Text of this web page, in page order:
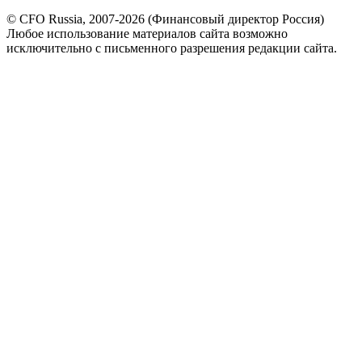
© CFO Russia, 2007-2026 (Финансовый директор Россия)
Любое использование материалов сайта возможно
исключительно с письменного разрешения редакции сайта.